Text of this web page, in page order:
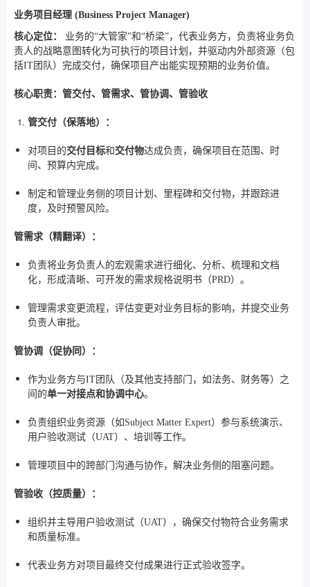
业务项目经理 (Business Project Manager)
核心定位：
业务的“大管家”和“桥梁”，代表业务方，负责将业务负
责人的战略意图转化为可执行的项目计划，并驱动内外部资源（包
括IT团队）完成交付，确保项目产出能实现预期的业务价值。
核心职责：管交付、管需求、管协调、管验收
管交付（保落地）：
对项目的交付目标和 交付物达成负责，确保项目在范围、时
间、预算内完成。
制定和管理业务侧的项目计划、里程碑和交付物，并跟踪进
度，及时预警风险。
管需求（精翻译）：
负责将业务负责人的宏观需求进行细化、分析、梳理和文档
化，形成清晰、可开发的需求规格说明书（PRD）。
管理需求变更流程，评估变更对业务目标的影响，并提交业务
负责人审批。
管协调（促协同）：
作为业务方与IT团队（及其他支持部门，如法务、财务等）之
间的单一对接点和协调中心。
负责组织业务资源（如Subject Matter Expert）参与系统演示、
用户验收测试（UAT）、培训等工作。
管理项目中的跨部门沟通与协作，解决业务侧的阻塞问题。
管验收（控质量）：
组织并主导用户验收测试（UAT），确保交付物符合业务需求
和质量标准。
代表业务方对项目最终交付成果进行正式验收签字。